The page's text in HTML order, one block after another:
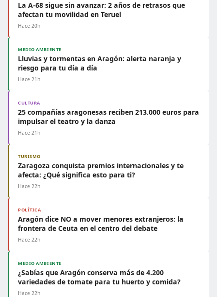
La A-68 sigue sin avanzar: 2 años de retrasos que
afectan tu movilidad en Teruel
Hace 20h
MEDIO AMBIENTE
Lluvias y tormentas en Aragón: alerta naranja y
riesgo para tu día a día
Hace 21h
CULTURA
25 compañías aragonesas reciben 213.000 euros para
impulsar el teatro y la danza
Hace 21h
TURISMO
Zaragoza conquista premios internacionales y te
afecta: ¿Qué significa esto para ti?
Hace 22h
POLÍTICA
Aragón dice NO a mover menores extranjeros: la
frontera de Ceuta en el centro del debate
Hace 22h
MEDIO AMBIENTE
¿Sabías que Aragón conserva más de 4.200
variedades de tomate para tu huerto y comida?
Hace 22h